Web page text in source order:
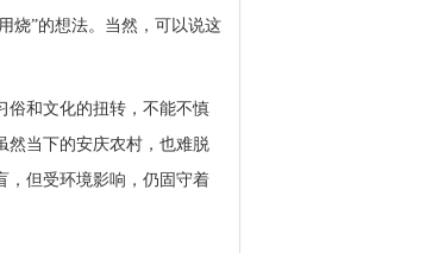
烧”的想法。当然，可以说这
俗和文化的扭转，不能不慎
然当下的安庆农村，也难脱
，但受环境影响，仍固守着